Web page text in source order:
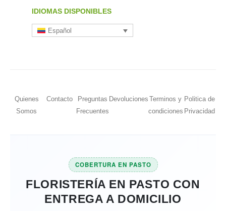
IDIOMAS DISPONIBLES
Español
Quienes
Somos
Contacto
Preguntas
Frecuentes
Devoluciones Terminos y
condiciones
Politica de
Privacidad
COBERTURA EN PASTO
FLORISTERÍA EN PASTO CON
ENTREGA A DOMICILIO